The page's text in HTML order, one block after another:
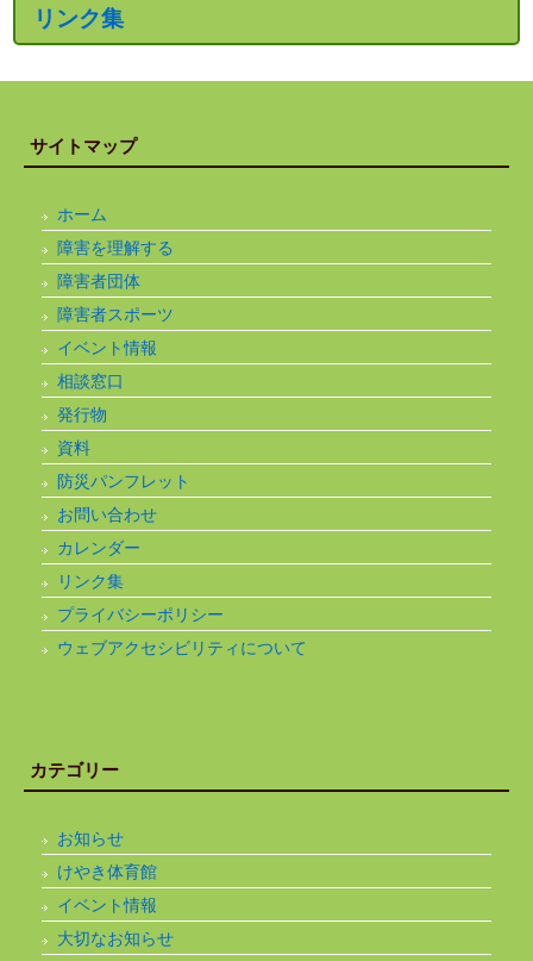
リンク集
サイトマップ
ホーム
障害を理解する
障害者団体
障害者スポーツ
イベント情報
相談窓口
発行物
資料
防災パンフレット
お問い合わせ
カレンダー
リンク集
プライバシーポリシー
ウェブアクセシビリティについて
カテゴリー
お知らせ
けやき体育館
イベント情報
大切なお知らせ